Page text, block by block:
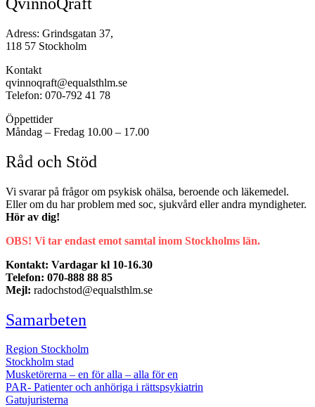
Adress: Grindsgatan 37,
118 57 Stockholm
Kontakt
qvinnoqraft@equalsthlm.se
Telefon: 070-792 41 78
Öppettider
Måndag – Fredag 10.00 – 17.00
Råd och Stöd
Vi svarar på frågor om psykisk ohälsa, beroende och läkemedel.
Eller om du har problem med soc, sjukvård eller andra myndigheter.
Hör av dig!
OBS! Vi tar endast emot samtal inom Stockholms län.
Kontakt: Vardagar kl 10-16.30
Telefon: 070-888 88 85
Mejl: radochstod@equalsthlm.se
Samarbeten
Region Stockholm
Stockholm stad
Musketörerna – en för alla – alla för en
PAR- Patienter och anhöriga i rättspsykiatrin
Gatujuristerna